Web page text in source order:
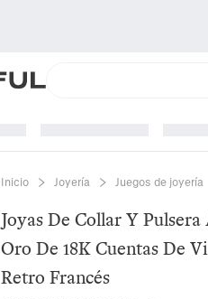
Inicio Joyería Juegos de joyería
Joyas De Collar Y
Oro De 18K Cuentas De
Retro Francés